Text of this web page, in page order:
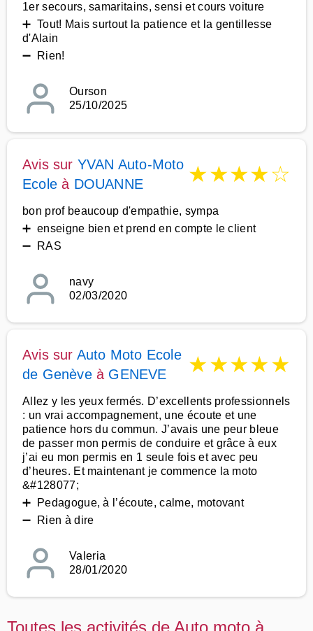
1er secours, samaritains, sensi et cours voiture
➕ Tout! Mais surtout la patience et la gentillesse
d'Alain
➖ Rien!
Ourson
25/10/2025
Avis sur YVAN Auto-Moto
Ecole à DOUANNE ★★★★☆
bon prof beaucoup d'empathie, sympa
➕ enseigne bien et prend en compte le client
➖ RAS
navy
02/03/2020
Avis sur Auto Moto Ecole
de Genèveà GENEVE ★★★★★
Allez y les yeux fermés. D’excellents professionnels
: un vrai accompagnement, une écoute et une
patience hors du commun. J’avais une peur bleue
de passer mon permis de conduire et grâce à eux
j’ai eu mon permis en 1 seule fois et avec peu
d’heures. Et maintenant je commence la moto
&#128077;
➕ Pedagogue, à l’écoute, calme, motovant
➖ Rien à dire
Valeria
28/01/2020
Toutes les activités de Auto moto à